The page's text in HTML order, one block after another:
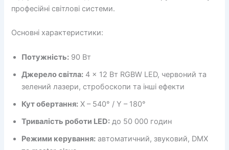
професійні світлові системи.
Основні характеристики:
Потужність: 90 Вт
Джерело світла: 4 × 12 Вт RGBW LED, червоний та
зелений лазери, стробоскопи та інші ефекти
Кут обертання: X – 540° / Y – 180°
Тривалість роботи LED: до 50 000 годин
Режими керування: автоматичний, звуковий, DMX